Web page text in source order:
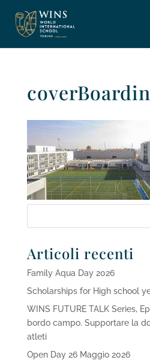
Articoli recenti
Family Aqua Day 2026
Scholarships for High school
WINS FUTURE TALK Series,
bordo campo. Supportare la
atleti
Open Day 26 Maggio 2026